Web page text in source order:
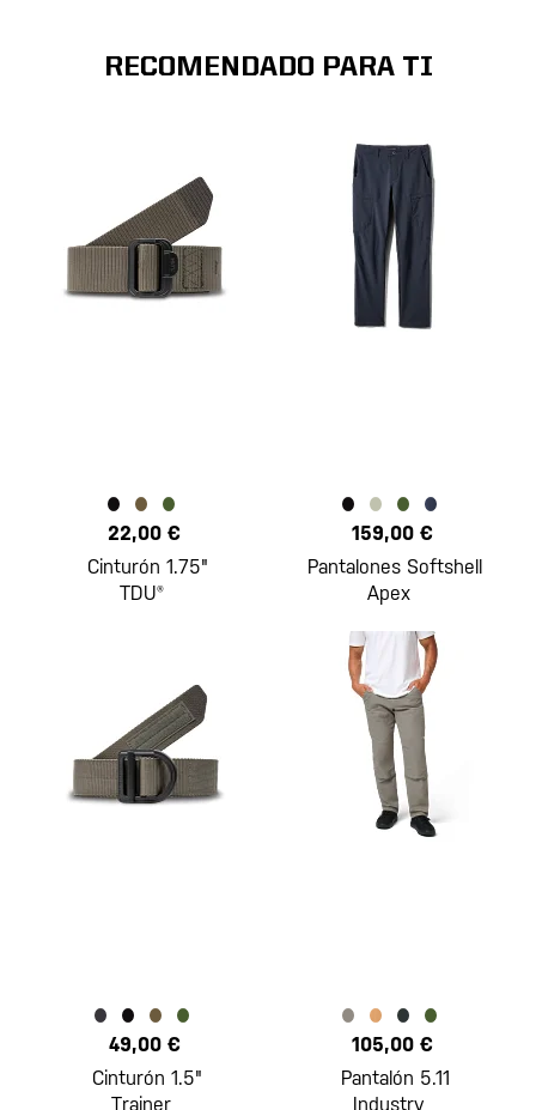
RECOMENDADO PARA TI
22,00 €
Cinturón 1.75"
TDU®
159,00 €
Pantalones Softshell
Apex
49,00 €
Cinturón 1.5"
Trainer
105,00 €
Pantalón 5.11
Industry